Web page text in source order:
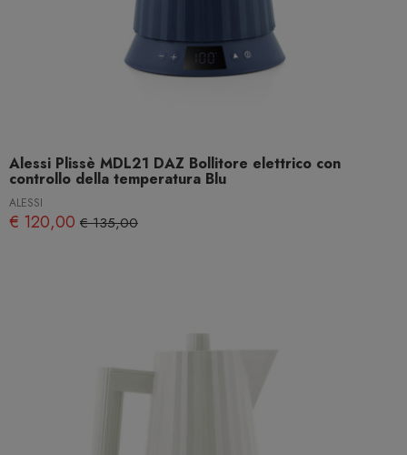
Alessi Plissè MDL21 DAZ Bollitore elettrico con
controllo della temperatura Blu
ALESSI
€ 120,00 € 135,00